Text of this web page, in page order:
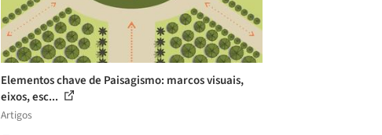
Elementos chave de Paisagismo: marcos visuais,
eixos, esc...
Artigos